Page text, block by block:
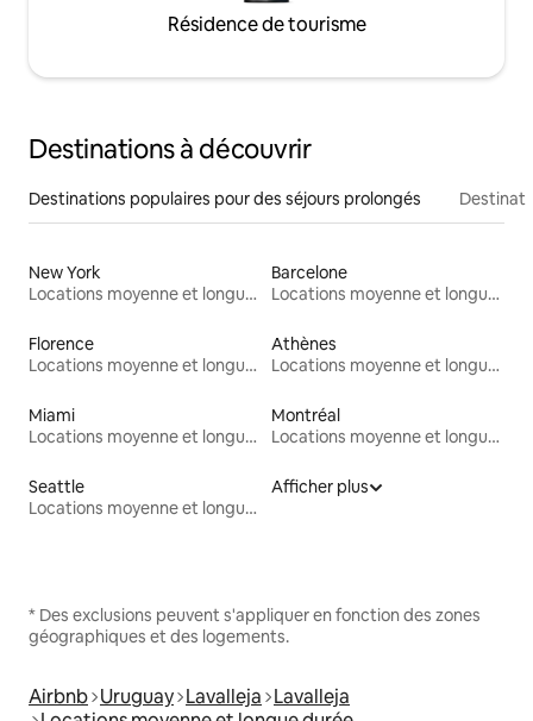
Résidence de tourisme
Destinations à découvrir
Destinations populaires pour des séjours prolongés
New York
Locations moyenne et longue durée
Barcelone
Locations moyenne et longue durée
Florence
Locations moyenne et longue durée
Athènes
Locations moyenne et longue durée
Miami
Locations moyenne et longue durée
Montréal
Locations moyenne et longue durée
Seattle
Locations moyenne et longue durée
Afficher plus
* Des exclusions peuvent s'appliquer en fonction des zones
géographiques et des logements.
Airbnb Uruguay Lavalleja Lavalleja